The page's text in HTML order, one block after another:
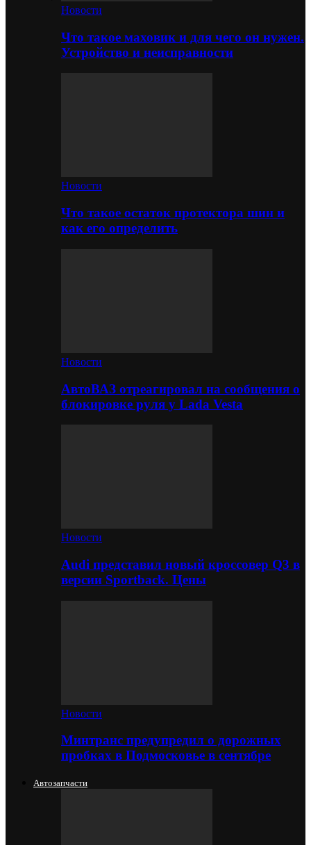
Новости
Что такое маховик и для чего он нужен.
Устройство и неисправности
Новости
Что такое остаток протектора шин и
как его определить
Новости
АвтоВАЗ отреагировал на сообщения о
блокировке руля у Lada Vesta
Новости
Audi представил новый кроссовер Q3 в
версии Sportback. Цены
Новости
Минтранс предупредил о дорожных
пробках в Подмосковье в сентябре
Автозапчасти